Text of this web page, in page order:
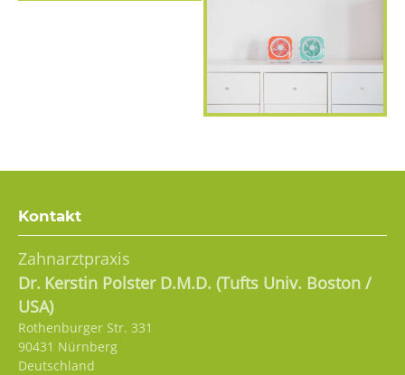
Kontakt
Zahnarztpraxis
Dr. Kerstin Polster D.M.D. (Tufts Univ. Boston /
USA)
Rothenburger Str. 331
90431 Nürnberg
Deutschland